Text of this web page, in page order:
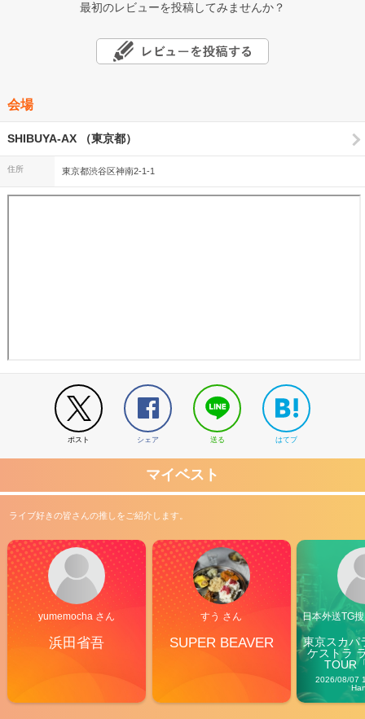
最初のレビューを投稿してみませんか？
会場
SHIBUYA-AX （東京都）
住所 東京都渋谷区神南2-1-1
ポスト シェア 送る はてブ
マイベスト
ライブ好きの皆さんの推しをご紹介します。
yumemocha さん
浜田省吾
すう さん
SUPER BEAVER
日本外送TG
東京スカパ
ケストラ
TOUR
2026/08/07